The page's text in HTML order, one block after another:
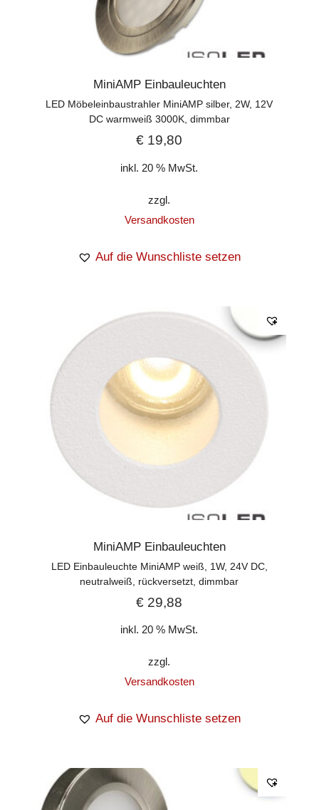
MiniAMP Einbauleuchten
LED Möbeleinbaustrahler MiniAMP silber, 2W, 12V
DC warmweiß 3000K, dimmbar
€ 19,80
inkl. 20 % MwSt.
zzgl.
Versandkosten
Auf die Wunschliste setzen
MiniAMP Einbauleuchten
LED Einbauleuchte MiniAMP weiß, 1W, 24V DC,
neutralweiß, rückversetzt, dimmbar
€ 29,88
inkl. 20 % MwSt.
zzgl.
Versandkosten
Auf die Wunschliste setzen